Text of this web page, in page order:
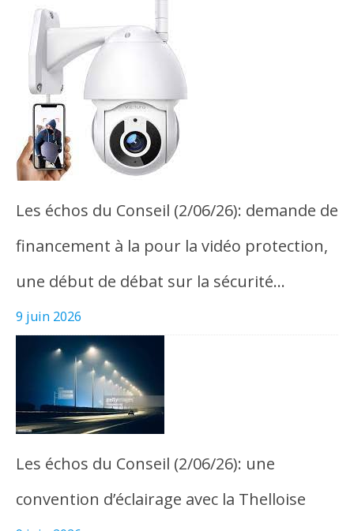
Les échos du Conseil (2/06/26): demande de
financement à la pour la vidéo protection,
une début de débat sur la sécurité…
9 juin 2026
Les échos du Conseil (2/06/26): une
convention d’éclairage avec la Thelloise